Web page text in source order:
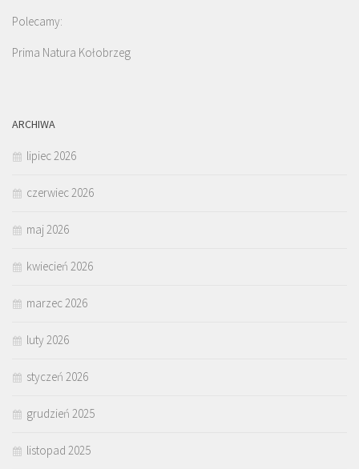
Polecamy:
Prima Natura Kołobrzeg
ARCHIWA
lipiec 2026
czerwiec 2026
maj 2026
kwiecień 2026
marzec 2026
luty 2026
styczeń 2026
grudzień 2025
listopad 2025